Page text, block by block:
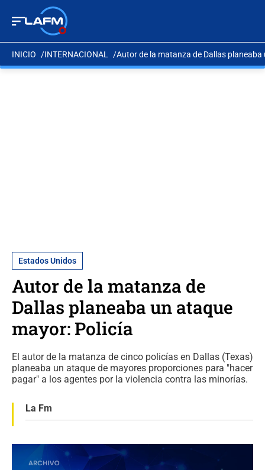
INICIO INTERNACIONAL Autor de la matanza de Dallas
Estados Unidos
Autor de la matanza de
Dallas planeaba un ataque
mayor: Policía
El autor de la matanza de cinco policías en Dallas (Texas)
planeaba un ataque de mayores proporciones para "hacer
pagar" a los agentes por la violencia contra las minorías.
La Fm